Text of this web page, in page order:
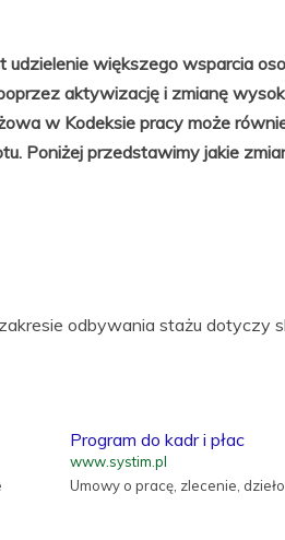
większego wsparcia
aktywizację i zmianę
w Kodeksie pracy może
Poniżej przedstawimy jakie
odbywania stażu dotyczy
Program do kadr i płac
www.systim.pl
Umowy o pracę, zlecenie, dzieło